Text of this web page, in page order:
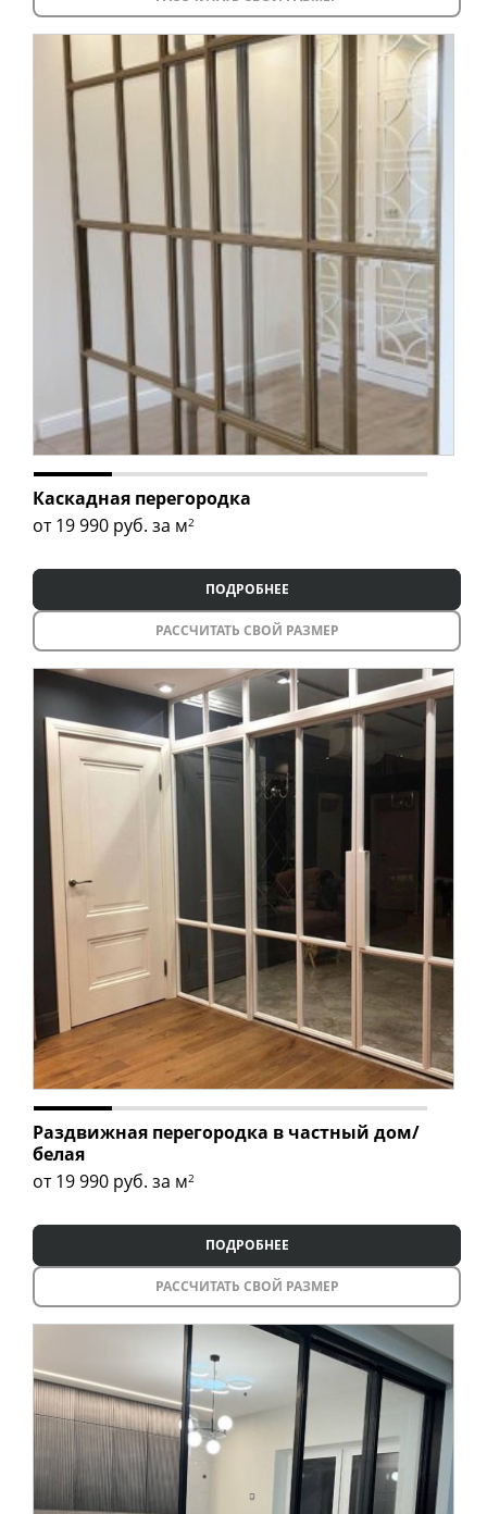
Каскадная перегородка
от 19 990 руб. за м2
ПОДРОБНЕЕ
РАССЧИТАТЬ СВОЙ РАЗМЕР
Раздвижная перегородка в частный дом/
белая
от 19 990 руб. за м2
ПОДРОБНЕЕ
РАССЧИТАТЬ СВОЙ РАЗМЕР